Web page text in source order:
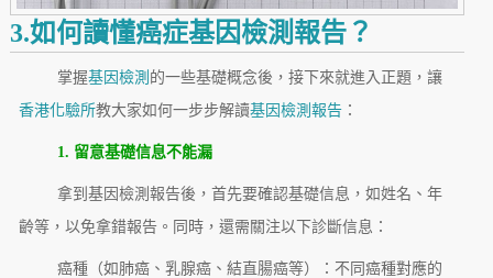
3.如何讀懂癌症基因檢測報告？
掌握基因檢測 的一些基礎概念後，接下來就進入正題，讓
香港化驗所教大家如何一步步解讀基因檢測報告：
1. 留意基礎信息不能漏
拿到基因檢測報告後，首先要確認基礎信息，如姓名、年
齡等，以免拿錯報告。同時，還需關注以下診斷信息：
癌種（如肺癌、乳腺癌、結直腸癌等）：不同癌種對應的